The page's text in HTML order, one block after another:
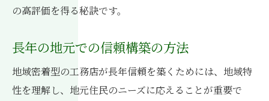
の高評価を得る秘訣です。
長年の地元での信頼構築の方法
地域密着型の工務店が長年信頼を築くためには、地域特
性を理解し、地元住民のニーズに応えることが重要で